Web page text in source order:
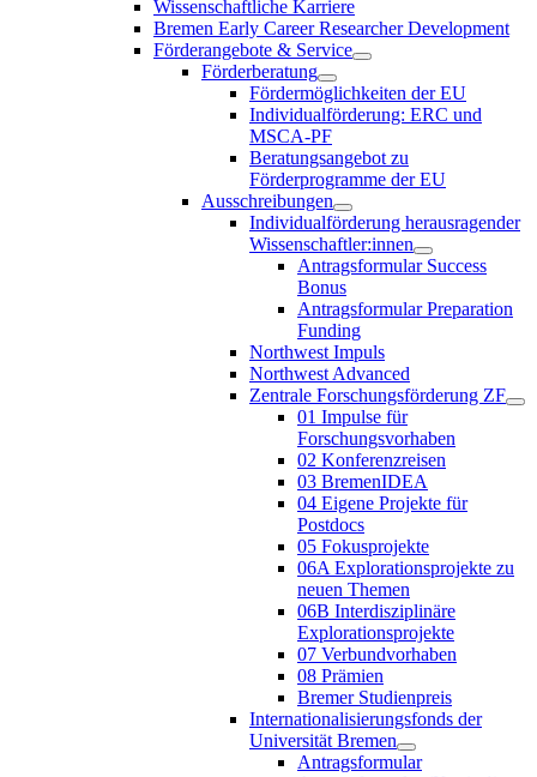
Wissenschaftliche Karriere
Bremen Early Career Researcher Development
Förderangebote & Service
Förderberatung
Fördermöglichkeiten der EU
Individualförderung: ERC und
MSCA-PF
Beratungsangebot zu
Förderprogramme der EU
Ausschreibungen
Individualförderung herausragender
Wissenschaftler:innen
Antragsformular Success
Bonus
Antragsformular Preparation
Funding
Northwest Impuls
Northwest Advanced
Zentrale Forschungsförderung ZF
01 Impulse für
Forschungsvorhaben
02 Konferenzreisen
03 BremenIDEA
04 Eigene Projekte für
Postdocs
05 Fokusprojekte
06A Explorationsprojekte zu
neuen Themen
06B Interdisziplinäre
Explorationsprojekte
07 Verbundvorhaben
08 Prämien
Bremer Studienpreis
Internationalisierungsfonds der
Universität Bremen
Antragsformular